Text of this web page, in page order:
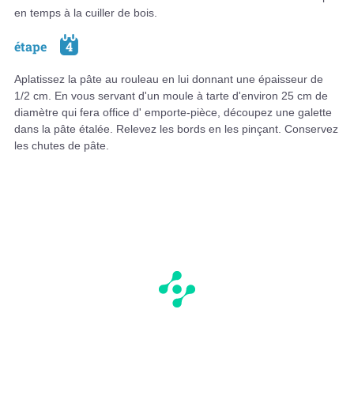
en temps à la cuiller de bois.
étape 4
Aplatissez la pâte au rouleau en lui donnant une épaisseur de
1/2 cm. En vous servant d'un moule à tarte d'environ 25 cm de
diamètre qui fera office d' emporte-pièce, découpez une galette
dans la pâte étalée. Relevez les bords en les pinçant. Conservez
les chutes de pâte.